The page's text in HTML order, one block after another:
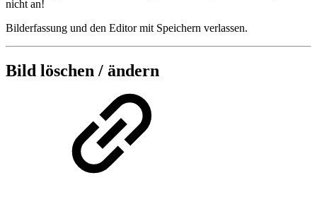
nicht an!
Bilderfassung und den Editor mit Speichern verlassen.
Bild löschen / ändern